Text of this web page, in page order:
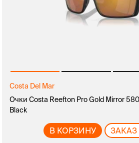
Costa Del Mar
Очки Costa Reefton Pro Gold Mirror
Black
В КОРЗИНУ ЗАКАЗ